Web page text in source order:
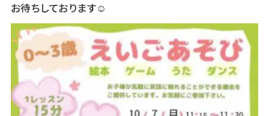
お待ちしております☺︎